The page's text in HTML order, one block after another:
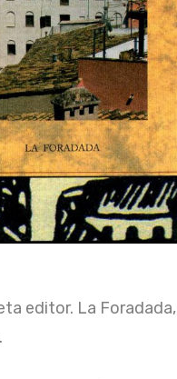
editor. La